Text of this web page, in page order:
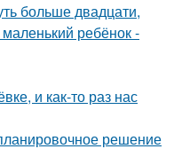
больше двадцати,
ребёнок -
и как-то раз нас
решение